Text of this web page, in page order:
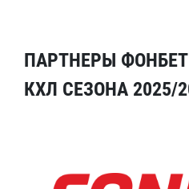
ПАРТНЕРЫ
КХЛ СЕЗОНА 2025/